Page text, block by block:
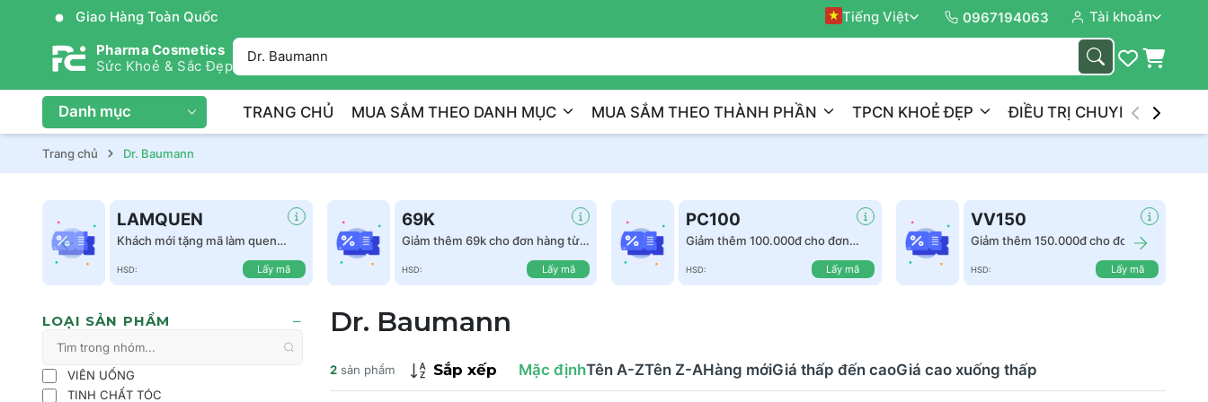
Giao Hàng Toàn Quốc Tiếng Việt 0967194063
Tài khoản
Pharma Cosmetics
Sức Khoẻ & Sắc Đẹp
Danh mục TRANG CHỦ MUA SẮM THEO DANH MỤC MUA SẮM THEO THÀNH PHẦN TPCN KHOẺ ĐẸP ĐIỀU TRỊ CHUYÊN NGHIỆP
Trang chủ Dr. Baumann
LAMQUEN
Khách mới tặng mã làm quen
HSD: Lấy mã
69K
Giảm thêm 69k cho đơn hàng từ
HSD: Lấy mã
PC100
Giảm thêm 100.000đ cho đơn
HSD: Lấy mã
VV150
Giảm thêm 150.000đ cho đơn
HSD: Lấy mã
LOẠI SẢN PHẨM
VIÊN UỐNG
TINH CHẤT TÓC
Dr. Baumann
2 sản phẩm Sắp xếp Mặc địnhTên A-ZTên Z-AHàng mớiGiá thấp đến caoGiá cao xuống thấp